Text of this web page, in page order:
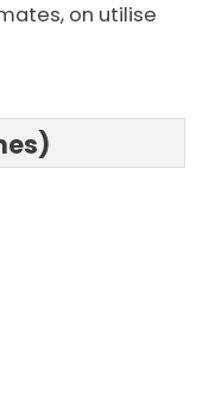
on utilise